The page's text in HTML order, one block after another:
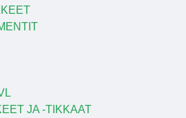
JA -TIKKAAT